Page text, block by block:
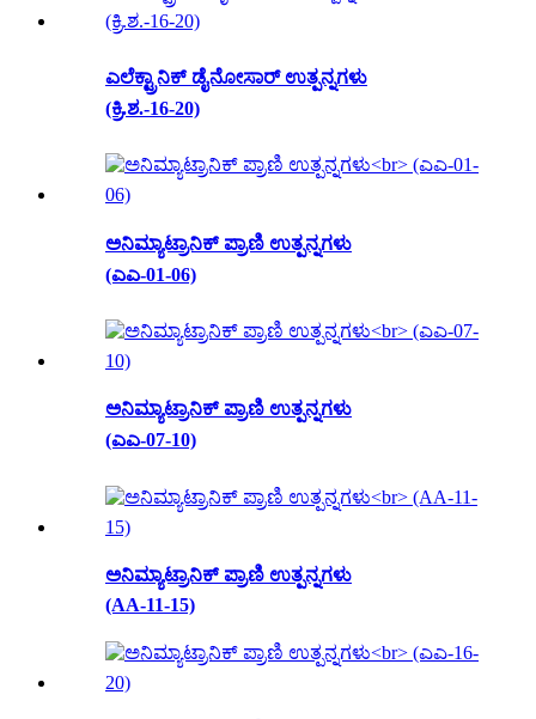
ಎಲೆಕ್ಟ್ರಾನಿಕ್ ಡೈನೋಸಾರ್ ಉತ್ಪನ್ನಗಳು
(ಕ್ರಿ.ಶ.-16-20)
ಅನಿಮ್ಯಾಟ್ರಾನಿಕ್ ಪ್ರಾಣಿ ಉತ್ಪನ್ನಗಳು
(ಎಎ-01-06)
ಅನಿಮ್ಯಾಟ್ರಾನಿಕ್ ಪ್ರಾಣಿ ಉತ್ಪನ್ನಗಳು
(ಎಎ-07-10)
ಅನಿಮ್ಯಾಟ್ರಾನಿಕ್ ಪ್ರಾಣಿ ಉತ್ಪನ್ನಗಳು
(AA-11-15)